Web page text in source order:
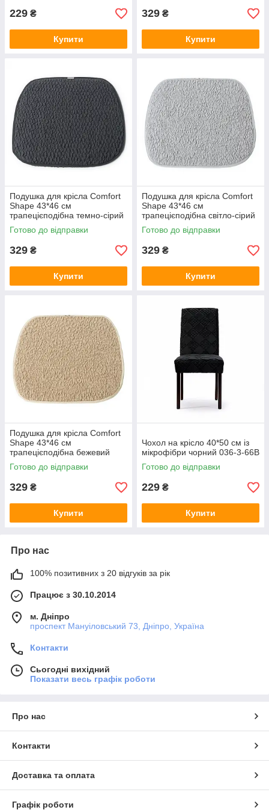
229 ₴
Купити
329 ₴
Купити
Подушка для крісла Comfort
Shape 43*46 см
трапецієподібна темно-сірий
040-5-80-4
Готово до відправки
329 ₴
Купити
Подушка для крісла Comfort
Shape 43*46 см
трапецієподібна світло-сірий
040-5-80-5
Готово до відправки
329 ₴
Купити
Подушка для крісла Comfort
Shape 43*46 см
трапецієподібна бежевий
040-5-80-6
Готово до відправки
329 ₴
Купити
Чохол на крісло 40*50 см із
мікрофібри чорний 036-3-66B
Готово до відправки
229 ₴
Купити
Про нас
100% позитивних з 20 відгуків за рік
Працює з 30.10.2014
м. Дніпро
проспект Мануіловський 73, Дніпро, Україна
Контакти
Сьогодні вихідний
Показати весь графік роботи
Про нас
Контакти
Доставка та оплата
Графік роботи